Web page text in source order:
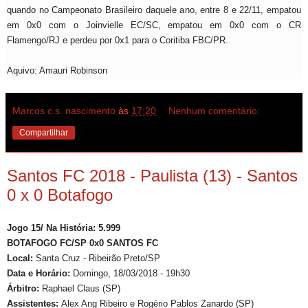
quando no Campeonato Brasileiro daquele ano, entre 8 e 22/11, empatou
em 0x0 com o Joinvielle EC/SC, empatou em 0x0 com o CR
Flamengo/RJ e perdeu por 0x1 para o Coritiba FBC/PR.
Aquivo: Amauri Robinson
Marcos c.s. nascimento às 17:20 Nenhum comentário:
Compartilhar
Santos FC 2018 - Paulista (13) - Santos
0 x 0 Botafogo
Jogo 15/ Na História: 5.999
BOTAFOGO FC/SP 0x0 SANTOS FC
Local: Santa Cruz - Ribeirão Preto/SP
Data e Horário: Domingo, 18/03/2018 - 19h30
Árbitro: Raphael Claus (SP)
Assistentes: Alex Ang Ribeiro e Rogério Pablos Zanardo (SP)